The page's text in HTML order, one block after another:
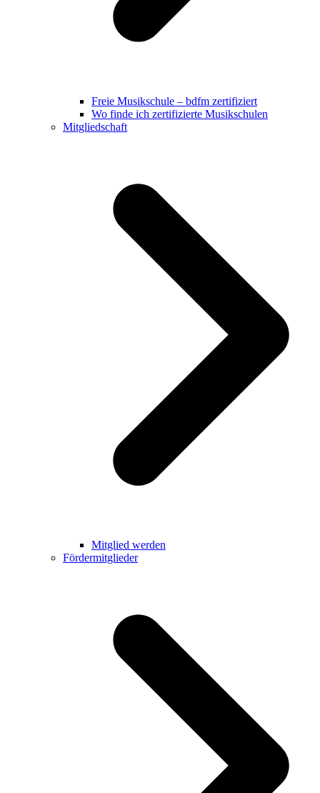
Freie Musikschule – bdfm zertifiziert
Wo finde ich zertifizierte Musikschulen
Mitgliedschaft
Mitglied werden
Fördermitglieder